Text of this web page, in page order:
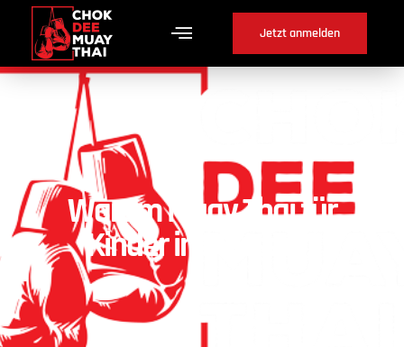
Jetzt anmelden
Warum Muay Thai für
Kinder in Messen ?